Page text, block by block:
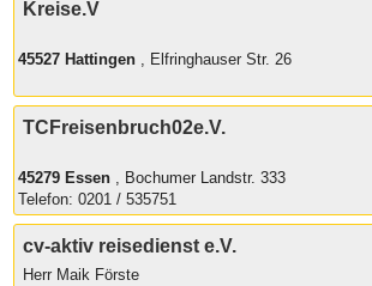
Kreise.V
45527 Hattingen , Elfringhauser Str. 26
TCFreisenbruch02e.V.
45279 Essen , Bochumer Landstr. 333
Telefon: 0201 / 535751
cv-aktiv reisedienst e.V.
Herr Maik Förste